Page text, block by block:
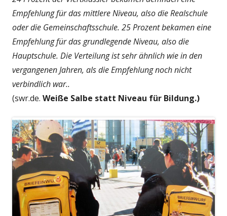
Empfehlung für das mittlere Niveau, also die Realschule
oder die Gemeinschaftsschule. 25 Prozent bekamen eine
Empfehlung für das grundlegende Niveau, also die
Hauptschule. Die Verteilung ist sehr ähnlich wie in den
vergangenen Jahren, als die Empfehlung noch nicht
verbindlich war..
(swr.de. Weiße Salbe statt Niveau für Bildung.)